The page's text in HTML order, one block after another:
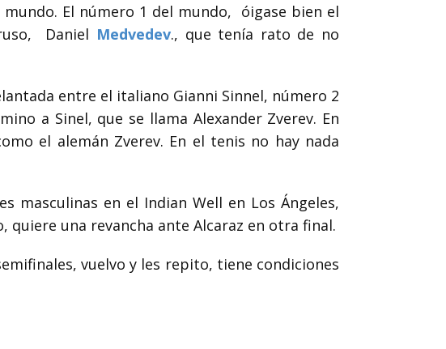
El número 1 del mundo, óigase bien el
Daniel Medvedev., que tenía rato de no
entre el italiano Gianni Sinnel, número 2
a Sinel, que se llama Alexander Zverev. En
el alemán Zverev. En el tenis no hay nada
masculinas en el Indian Well en Los Ángeles,
quiere una revancha ante Alcaraz en otra final.
vuelvo y les repito, tiene condiciones